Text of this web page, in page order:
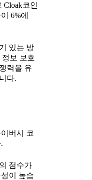
Cloak코인
6%에
있는 방
정보 보호
력을 유
다.
버시 코
점수가
이 높습